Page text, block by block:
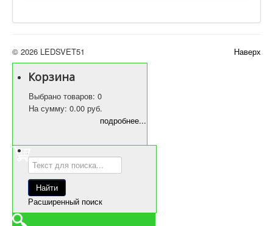
Наверх
© 2026 LEDSVET51
Корзина
Выбрано товаров: 0
На сумму: 0.00 руб.
подробнее...
Расширенный поиск